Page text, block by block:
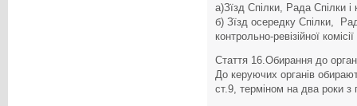
а)Зїзд Спілки, Рада Спілки і
б) Зїзд осередку Спілки,
контрольно-ревізійної комісії
Стаття 16.Обирання до
До керуючих органів
ст.9, терміном на два роки